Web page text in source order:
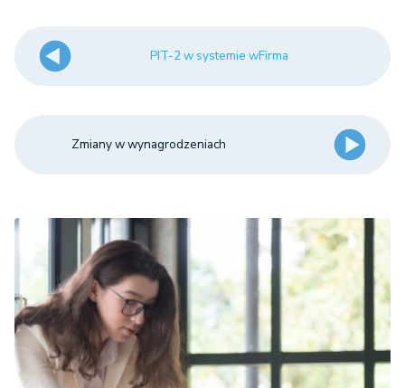
PIT-2 w systemie wFirma
Zmiany w wynagrodzeniach